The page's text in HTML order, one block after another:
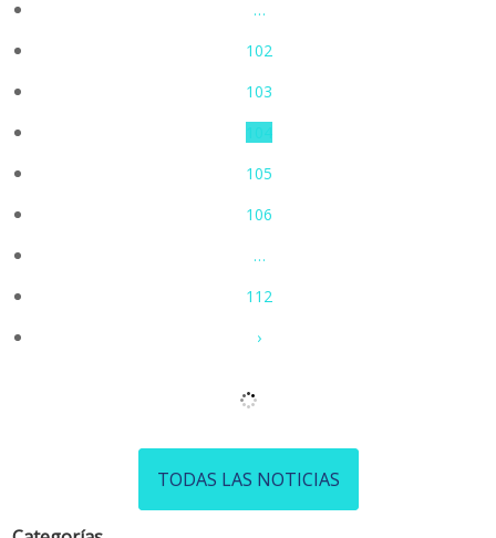
…
102
103
104
105
106
…
112
›
TODAS LAS NOTICIAS